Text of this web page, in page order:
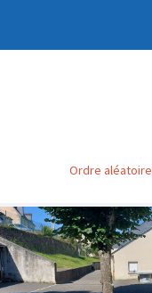
Ordre aléatoire